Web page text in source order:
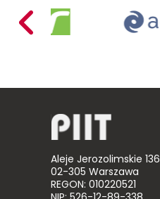
Acer
Poland
Aleje Jerozolimskie 136
02-305 Warszawa
REGON: 010220521